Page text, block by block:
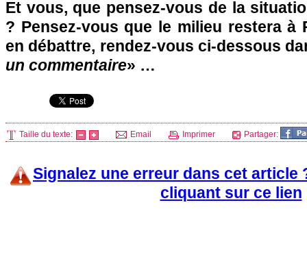
Et vous, que pensez-vous de la
? Pensez-vous que le milieu restera à
en débattre, rendez-vous ci-dessous
un commentaire» …
Taille du texte: Email Imprimer Partager:
Signalez une erreur dans cet article
cliquant sur ce lien